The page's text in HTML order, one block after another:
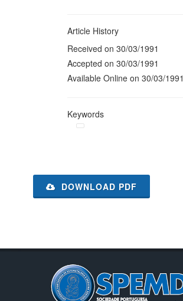
Article History
Received on 30/03/1991
Accepted on 30/03/1991
Available Online on 30/03/1991
Keywords
DOWNLOAD PDF